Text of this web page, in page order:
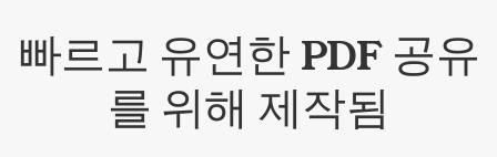
빠르고 유연한 PDF 공유
를 위해 제작됨